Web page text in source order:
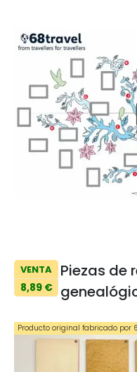
VENTA
8,89 €
Piezas de
Producto original fabricado por